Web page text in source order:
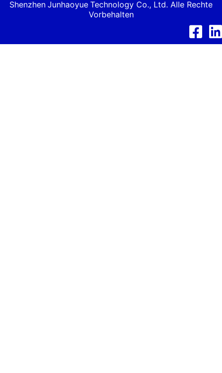
Shenzhen Junhaoyue Technology Co., Ltd. Alle Rechte
Vorbehalten
Facebook